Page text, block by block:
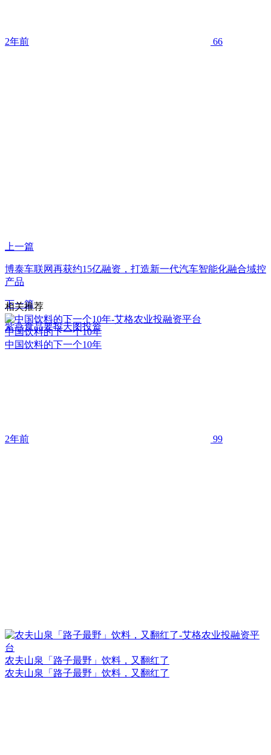
2年前 66
上一篇
博泰车联网再获约15亿融资，打造新一代汽车智能化融合域控
产品
下一篇
紫燕食品要投天图投资
相关推荐
中国饮料的下一个10年
中国饮料的下一个10年
2年前 99
农夫山泉「路子最野」饮料，又翻红了
农夫山泉「路子最野」饮料，又翻红了